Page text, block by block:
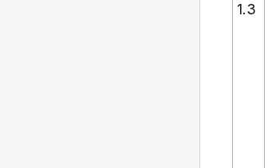
1.3